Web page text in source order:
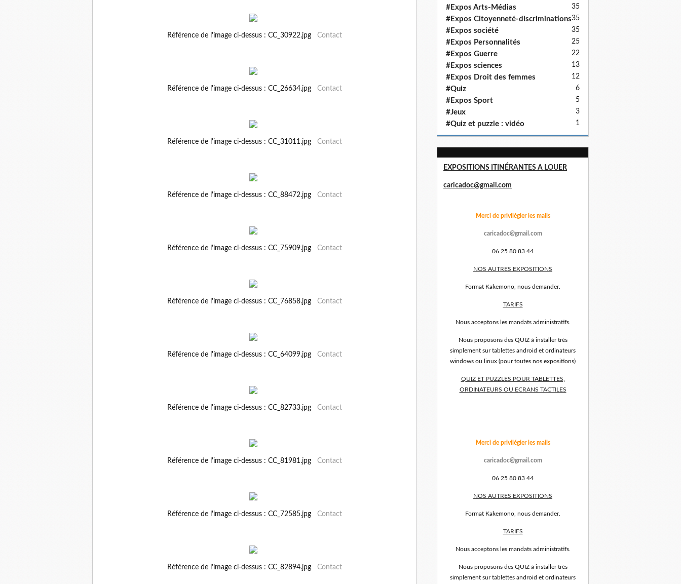
Référence de l'image ci-dessus : CC_30922.jpg Contact
Référence de l'image ci-dessus : CC_26634.jpg Contact
Référence de l'image ci-dessus : CC_31011.jpg Contact
Référence de l'image ci-dessus : CC_88472.jpg Contact
Référence de l'image ci-dessus : CC_75909.jpg Contact
Référence de l'image ci-dessus : CC_76858.jpg Contact
Référence de l'image ci-dessus : CC_64099.jpg Contact
Référence de l'image ci-dessus : CC_82733.jpg Contact
Référence de l'image ci-dessus : CC_81981.jpg Contact
Référence de l'image ci-dessus : CC_72585.jpg Contact
Référence de l'image ci-dessus : CC_82894.jpg Contact
#Expos Arts-Médias 35
#Expos Citoyenneté-discriminations35
#Expos société 35
#Expos Personnalités 25
#Expos Guerre 22
#Expos sciences 13
#Expos Droit des femmes 12
#Quiz 6
#Expos Sport 5
#Jeux 3
#Quiz et puzzle : vidéo 1
EXPOSITIONS ITINÉRANTES A LOUER
caricadoc@gmail.com
Merci de privilégier les mails
caricadoc@gmail.com
06 25 80 83 44
NOS AUTRES EXPOSITIONS
Format Kakemono, nous demander.
TARIFS
Nous acceptons les mandats administratifs.
Nous proposons des QUIZ à installer très
simplement sur tablettes android et ordinateurs
windows ou linux (pour toutes nos expositions)
QUIZ ET PUZZLES POUR TABLETTES,
ORDINATEURS OU ECRANS TACTILES
Merci de privilégier les mails
caricadoc@gmail.com
06 25 80 83 44
NOS AUTRES EXPOSITIONS
Format Kakemono, nous demander.
TARIFS
Nous acceptons les mandats administratifs.
Nous proposons des QUIZ à installer très
simplement sur tablettes android et ordinateurs